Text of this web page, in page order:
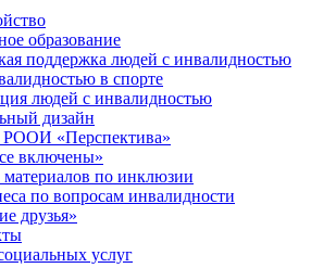
образование
поддержка людей с инвалидностью
в спорте
людей с инвалидностью
дизайн
РООИ «Перспектива»
включены»
по инклюзии
по вопросам инвалидности
друзья»
услуг